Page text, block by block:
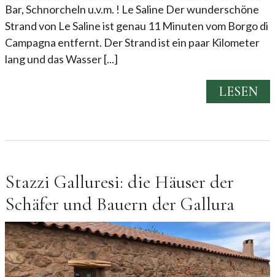
Bar, Schnorcheln u.v.m. ! Le Saline Der wunderschöne
Strand von Le Saline ist genau 11 Minuten vom Borgo di
Campagna entfernt. Der Strand ist ein paar Kilometer
lang und das Wasser [...]
LESEN
Stazzi Galluresi: die Häuser der
Schäfer und Bauern der Gallura